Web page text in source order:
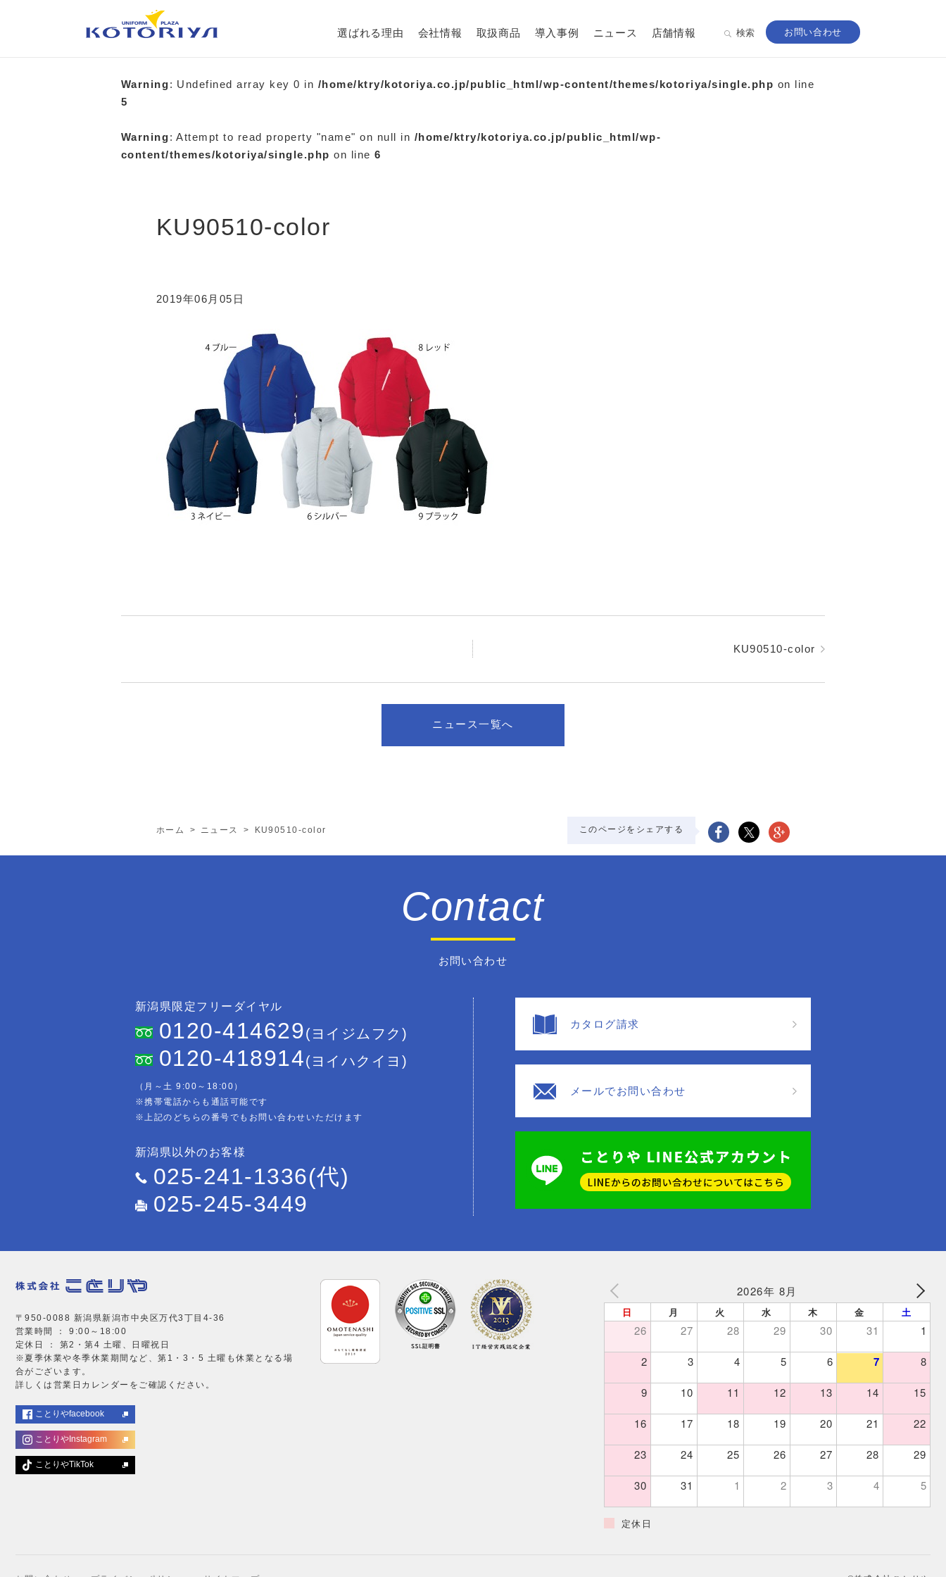
選ばれる理由 会社情報 取扱商品 導入事例 ニュース 店舗情報 検索 お問い合わせ
Warning: Undefined array key 0 in /home/ktry/kotoriya.co.jp/public_html/wp-content/themes/kotoriya/single.php on line
5
Warning: Attempt to read property "name" on null in /home/ktry/kotoriya.co.jp/public_html/wp-
content/themes/kotoriya/single.php on line6
KU90510-color
2019年06月05日
KU90510-color
ニュース一覧へ
ホーム > ニュース > KU90510-color このページをシェアする
Contact
お問い合わせ
新潟県限定フリーダイヤル
0120-414629(ヨイジムフク)
0120-418914(ヨイハクイヨ)
（月～土 9:00～18:00）
※携帯電話からも通話可能です
※上記のどちらの番号でもお問い合わせいただけます
新潟県以外のお客様
025-241-1336(代)
025-245-3449
カタログ請求
メールでお問い合わせ
〒950-0088 新潟県新潟市中央区万代3丁目4-36
営業時間 ： 9:00～18:00
定休日 ： 第2・第4 土曜、日曜祝日
※夏季休業や冬季休業期間など、第1・3・5 土曜も休業となる場
合がございます。
詳しくは営業日カレンダーをご確認ください。
ことりやfacebook
ことりやInstagram
ことりやTikTok
2026年 8月
日 月 火 水 木 金 土
26 27 28 29 30 31 1
2 3 4 5 6 7 8
9 10 11 12 13 14 15
16 17 18 19 20 21 22
23 24 25 26 27 28 29
30 31 1 2 3 4 5
定休日